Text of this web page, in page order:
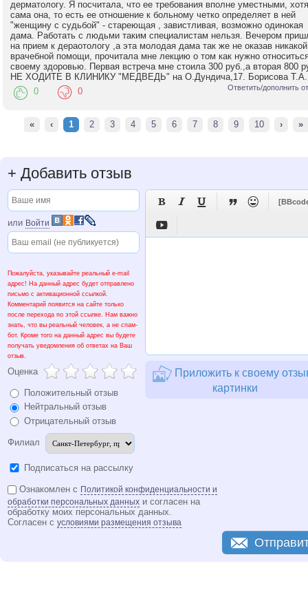
дерматологу. Я посчитала, что ее требования вполне уместными, хотя
сама она, то есть ее отношение к больному четко определяет в ней
"женщину с судьбой" - стареющая , завистливая, возможно одинокая
дама. Работать с людьми таким специалистам нельзя. Вечером
на прием к дераотологу ,а эта молодая дама так же не оказав никакой
врачебной помощи, прочитала мне лекцию о том как нужно
своему здоровью. Первая встреча мне стоила 300 руб.,а вторая 800
НЕ ХОДИТЕ В КЛИНИКУ "МЕДВЕДЬ" на О.Дундича,17. Борисова Т.А.
Ответить/дополнить
0 0
« ‹ 1 2 3 4 5 6 7 8 9 10 › »
+ Добавить отзыв
или Войти
Пожалуйста, указывайте реальный e-mail
адрес! На данный адрес будет отправлено
письмо с активационной ссылкой.
Комментарий появится на сайте только
после перехода по этой ссылке. Нам важно
знать, что вы реальный человек, а не спам-
бот. Кроме того на данный адрес вы будете
получать уведомления об ответах на Ваш
отзыв.
Оценка
Положительный отзыв
Нейтральный отзыв
Отрицательный отзыв
Филиал
Подписаться на рассылку
   


Приложить к своему
картинки
Ознакомлен с Политикой конфиденциальности и
обработки персональных данных и согласен на
обработку моих персональных данных.
Согласен с условиями размещения отзыва